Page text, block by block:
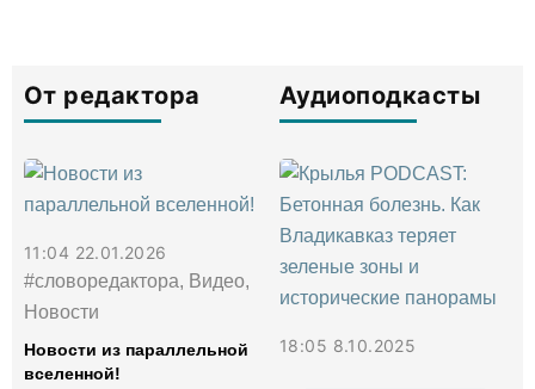
От редактора
11:04 22.01.2026
#словоредактора, Видео,
Новости
Новости из параллельной
вселенной!
Аудиоподкасты
18:05 8.10.2025